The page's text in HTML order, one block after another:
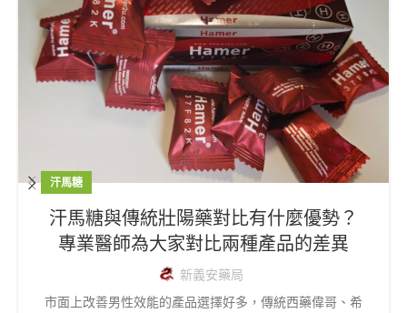
汗馬糖
汗馬糖與傳統壯陽藥對比有什麼優勢？
專業醫師為大家對比兩種產品的差異
新義安藥局
市面上改善男性效能的產品選擇好多，傳統西藥偉哥、希